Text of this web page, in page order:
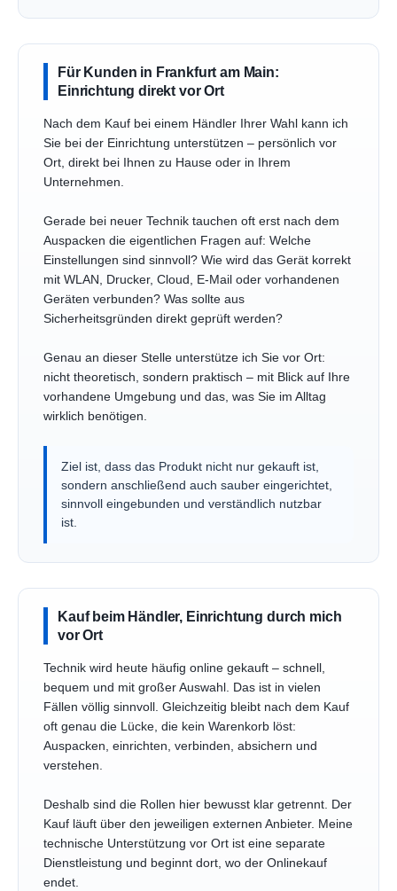
Für Kunden in Frankfurt am Main:
Einrichtung direkt vor Ort
Nach dem Kauf bei einem Händler Ihrer Wahl kann ich
Sie bei der Einrichtung unterstützen – persönlich vor
Ort, direkt bei Ihnen zu Hause oder in Ihrem
Unternehmen.
Gerade bei neuer Technik tauchen oft erst nach dem
Auspacken die eigentlichen Fragen auf: Welche
Einstellungen sind sinnvoll? Wie wird das Gerät korrekt
mit WLAN, Drucker, Cloud, E-Mail oder vorhandenen
Geräten verbunden? Was sollte aus
Sicherheitsgründen direkt geprüft werden?
Genau an dieser Stelle unterstütze ich Sie vor Ort:
nicht theoretisch, sondern praktisch – mit Blick auf Ihre
vorhandene Umgebung und das, was Sie im Alltag
wirklich benötigen.
Ziel ist, dass das Produkt nicht nur gekauft ist,
sondern anschließend auch sauber eingerichtet,
sinnvoll eingebunden und verständlich nutzbar
ist.
Kauf beim Händler, Einrichtung durch mich
vor Ort
Technik wird heute häufig online gekauft – schnell,
bequem und mit großer Auswahl. Das ist in vielen
Fällen völlig sinnvoll. Gleichzeitig bleibt nach dem Kauf
oft genau die Lücke, die kein Warenkorb löst:
Auspacken, einrichten, verbinden, absichern und
verstehen.
Deshalb sind die Rollen hier bewusst klar getrennt. Der
Kauf läuft über den jeweiligen externen Anbieter. Meine
technische Unterstützung vor Ort ist eine separate
Dienstleistung und beginnt dort, wo der Onlinekauf
endet.